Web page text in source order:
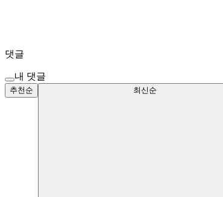
댓글
내 댓글
추천순 최신순